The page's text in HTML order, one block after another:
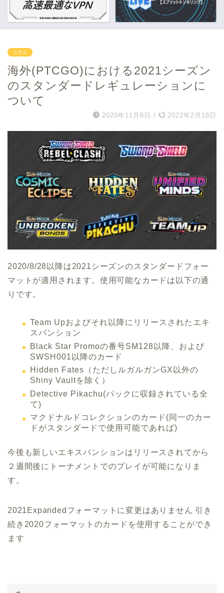
コラム
海外(PTCGO)における2021シーズン
のスタンダードレギュレーションに
ついて
2020年11月8日 / 2022年2月18日
2020/8/28以降は2021シーズンのスタンダードフォー
マットが適用されます。使用可能なカードは以下の通
りです。
Team Upおよびそれ以降にリリースされたエキ
スパンション
Black Star Promoの番号SM128以降、および
SWSH001以降のカード
Hidden Fates（ただしルガルガンGX以外の
Shiny Vaultを除く）
Detective Pikachu(パックに収録されている全
て)
マクドナルドコレクションのカード(同一のカー
ドがスタンダードで使用可能であれば)
今後も新しいエキスパンションはリリースされてから
２週間後にトーナメントでのプレイが可能になりま
す。
2021Expandedフォーマットに変更はありません 引き
続き2020フォーマットのカードを使用することができ
ます